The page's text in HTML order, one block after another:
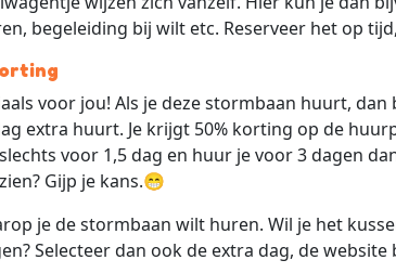
begeleiding bij wilt etc. Reserveer het op
voor jou! Als je deze stormbaan huurt,
extra huurt. Je krijgt 50% korting op de
voor 1,5 dag en huur je voor 3 dagen
Gijp je kans.😁
je de stormbaan wilt huren. Wil je het
Selecteer dan ook de extra dag, de